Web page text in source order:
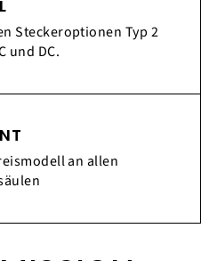
Steckeroptionen Typ 2
und DC.
an allen